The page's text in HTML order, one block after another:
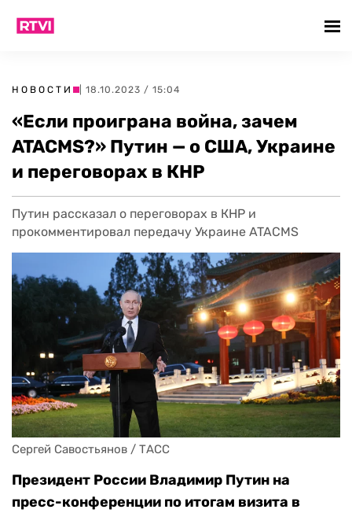
НОВОСТИ | 18.10.2023 / 15:04
«Если проиграна война, зачем
ATACMS?» Путин — о США, Украине
и переговорах в КНР
Путин рассказал о переговорах в КНР и
прокомментировал передачу Украине ATACMS
Сергей Савостьянов / ТАСС
Президент России Владимир Путин на
пресс-конференции по итогам визита в